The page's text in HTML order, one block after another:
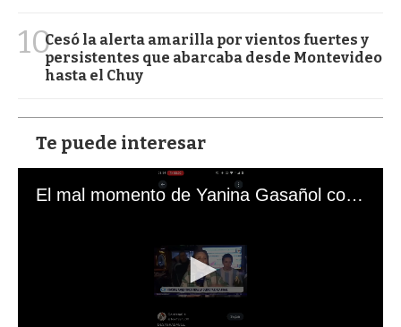
10Cesó la alerta amarilla por vientos fuertes y
persistentes que abarcaba desde Montevideo
hasta el Chuy
Te puede interesar
El mal momento de Yanina Gasañol con un hincha argentino en "Subrayado"